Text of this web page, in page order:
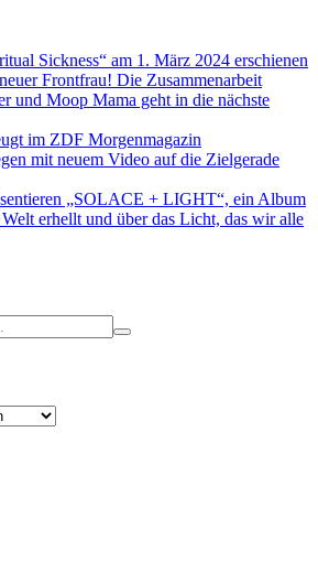
Sickness“ am 1. März 2024 erschienen
Frontfrau! Die Zusammenarbeit
und Moop Mama geht in die nächste
im ZDF Morgenmagazin
mit neuem Video auf die Zielgerade
„SOLACE + LIGHT“, ein Album
erhellt und über das Licht, das wir alle